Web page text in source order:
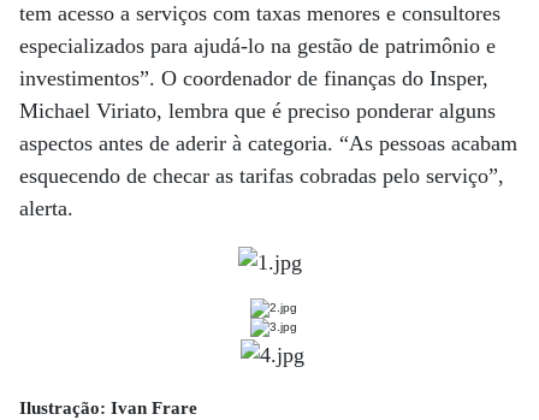
tem acesso a serviços com taxas menores e consultores
especializados para ajudá-lo na gestão de patrimônio e
investimentos”. O coordenador de finanças do Insper,
Michael Viriato, lembra que é preciso ponderar alguns
aspectos antes de aderir à categoria. “As pessoas acabam
esquecendo de checar as tarifas cobradas pelo serviço”,
alerta.
Ilustração: Ivan Frare